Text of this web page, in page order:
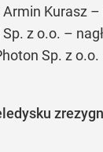
Kurasz
z o.o. –
Sp. z